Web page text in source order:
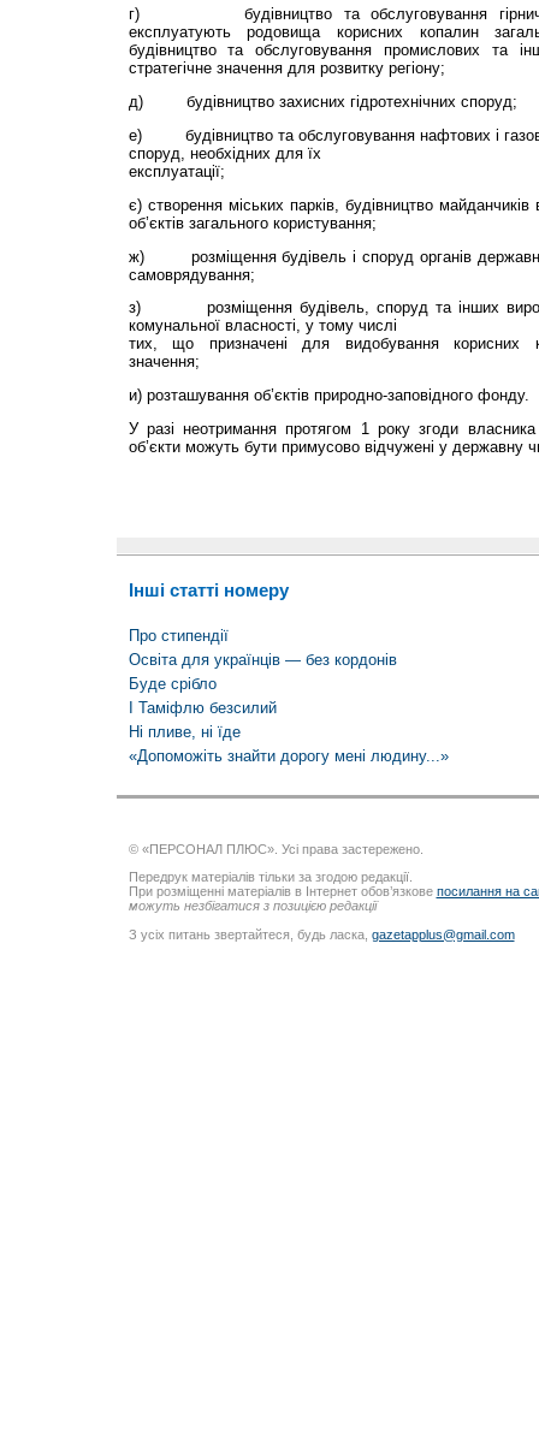
г) будівництво та обслуговування
експлуатують родовища корисних ко­палин
будівництво та обслуговування промислових та
стратегічне значення для розвитку регіону;
д) будівництво захисних гідротех­нічних споруд;
е) будівництво та обслуговування нафтових і
споруд, необхідних для їх
експлуатації;
є) створення міських парків, буді­вництво майданчиків
об’єктів загального користування;
ж) розміщення будівель і споруд органів
самоврядування;
з) розміщення будівель, споруд та інших
комунальної власності, у тому числі
тих, що призначені для видобування корисних
значення;
и) розташування об’єктів природно-заповідного фонду.
У разі неотримання протягом 1 року згоди власника
об’єкти можуть бути примусово відчужені у державну
Інші статті номеру
Про стипендії
Освіта для українців — без кордонів
Буде срібло
І Таміфлю безсилий
Ні пливе, ні їде
«Допоможіть знайти дорогу мені людину...»
© «ПЕРСОНАЛ ПЛЮС». Усі права застережено.
Передрук матеріалів тільки за згодою редакції.
При розміщенні матеріалів в Інтернет обов’язкове посилання на
можуть незбігатися з позицією редакції
З усіх питань звертайтеся, будь ласка, gazetapplus@gmail.com